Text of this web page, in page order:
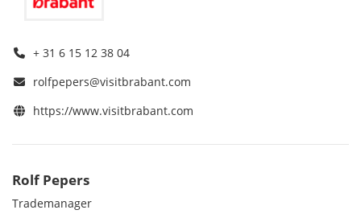
+ 31 6 15 12 38 04
rolfpepers@visitbrabant.com
https://www.visitbrabant.com
Rolf Pepers
Trademanager